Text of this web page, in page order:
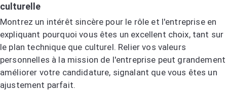
culturelle
Montrez un intérêt sincère pour le rôle et l'entreprise en
expliquant pourquoi vous êtes un excellent choix, tant sur
le plan technique que culturel. Relier vos valeurs
personnelles à la mission de l'entreprise peut grandement
améliorer votre candidature, signalant que vous êtes un
ajustement parfait.